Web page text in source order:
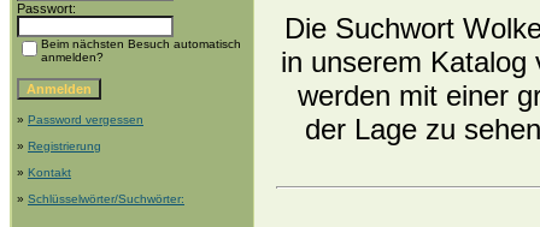
Passwort:
Beim nächsten Besuch automatisch
anmelden?
» Password vergessen
» Registrierung
» Kontakt
» Schlüsselwörter/Suchwörter:
Die Suchwort
in unserem Katalog
werden mit einer
der Lage zu